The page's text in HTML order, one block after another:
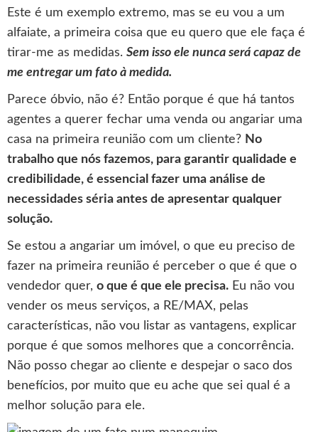
Este é um exemplo extremo, mas se eu vou a um
alfaiate, a primeira coisa que eu quero que ele faça é
tirar-me as medidas. Sem isso ele nunca será capaz de
me entregar um fato à medida.
Parece óbvio, não é? Então porque é que há tantos
agentes a querer fechar uma venda ou angariar uma
casa na primeira reunião com um cliente? No
trabalho que nós fazemos, para garantir qualidade e
credibilidade, é essencial fazer uma análise de
necessidades séria antes de apresentar qualquer
solução.
Se estou a angariar um imóvel, o que eu preciso de
fazer na primeira reunião é perceber o que é que o
vendedor quer, o que é que ele precisa. Eu não vou
vender os meus serviços, a RE/MAX, pelas
características, não vou listar as vantagens, explicar
porque é que somos melhores que a concorrência.
Não posso chegar ao cliente e despejar o saco dos
benefícios, por muito que eu ache que sei qual é a
melhor solução para ele.